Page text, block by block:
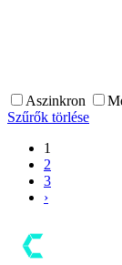
Aszinkron
Szűrők törlése
1
2
3
›